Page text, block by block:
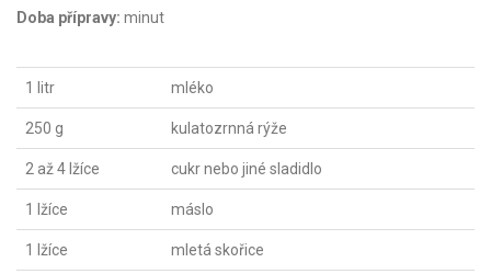
Doba přípravy: minut
1 litr mléko
250 g kulatozrnná rýže
2 až 4 lžíce cukr nebo jiné sladidlo
1 lžíce máslo
1 lžíce mletá skořice